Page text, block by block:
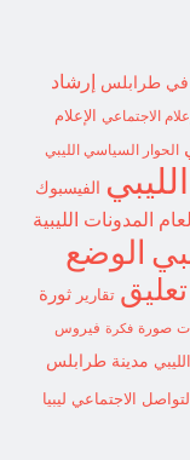
في طرابلس إرشاد
الاجتماعي
الإعلام
الحوار السياسي الليبي
الفيسبوك
المدونات الليبية
الوضع
تعليق تقارير
ثورة
صورة فكرة فيروس
مدينة طرابلس
الاجتماعي ليبيا